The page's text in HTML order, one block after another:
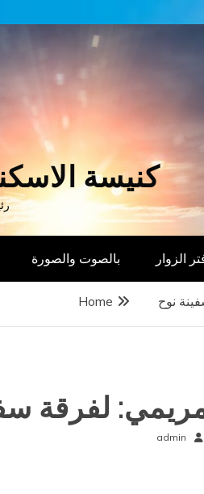
كنيسة
الزوار بالصوت والصورة
Home نوح
لفرقة
admin